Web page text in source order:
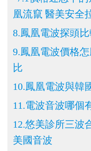
凰流竄 醫美安全
8.鳳凰電波探頭
9.鳳凰電波價格
比
10.鳳凰電波與韓
11.電波音波哪個
12.悠美診所三波
美國音波